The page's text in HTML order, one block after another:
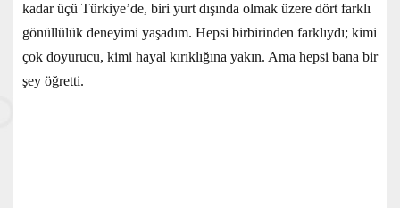
kadar üçü Türkiye’de, biri yurt dışında olmak üzere dört farklı
gönüllülük deneyimi yaşadım. Hepsi birbirinden farklıydı; kimi
çok doyurucu, kimi hayal kırıklığına yakın. Ama hepsi bana bir
şey öğretti.